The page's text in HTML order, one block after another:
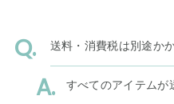
送料・消費税は別途か
すべてのアイテムが